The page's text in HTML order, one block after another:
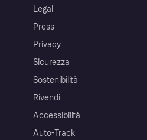
Legal
Press
Privacy
Sicurezza
Sostenibilità
Rivendi
Accessibilità
Auto-Track